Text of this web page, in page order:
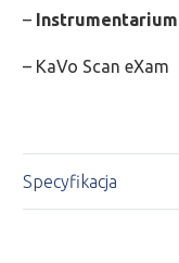
– Instrumentarium
– KaVo Scan eXam
Specyfikacja